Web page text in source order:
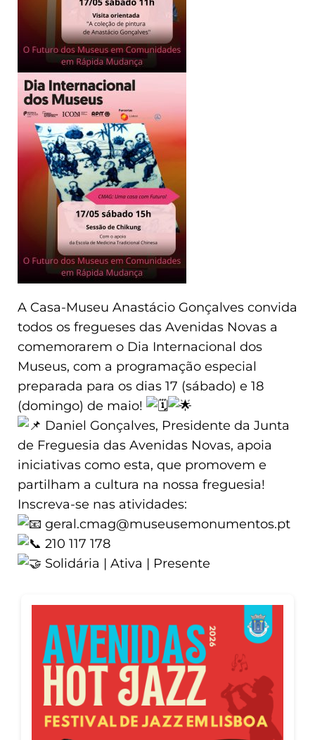
A Casa-Museu Anastácio Gonçalves convida
todos os fregueses das Avenidas Novas a
comemorarem o Dia Internacional dos
Museus, com a programação especial
preparada para os dias 17 (sábado) e 18
(domingo) de maio!
Daniel Gonçalves, Presidente da Junta
de Freguesia das Avenidas Novas, apoia
iniciativas como esta, que promovem e
partilham a cultura na nossa freguesia!
Inscreva-se nas atividades:
geral.cmag@museusemonumentos.pt
210 117 178
Solidária | Ativa | Presente